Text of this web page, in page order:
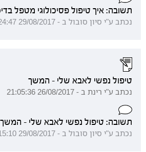
תשובה: איך טיפול פסיכולוגי מטפל
נכתב ע"י סיון סובול ב - 29/08/2017 10:24:47
טיפול נפשי לאבא שלי - המשך
נכתב ע"י רינת ב - 26/08/2017 21:05:36
תשובה: טיפול נפשי לאבא שלי - המשך
נכתב ע"י סיון סובול ב - 29/08/2017 10:15:10